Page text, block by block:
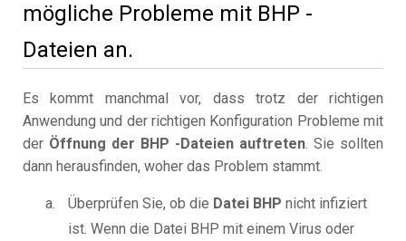
mögliche Probleme mit BHP -
Dateien an.
Es kommt manchmal vor, dass trotz der richtigen
Anwendung und der richtigen Konfiguration Probleme mit
der Öffnung der BHP -Dateien auftreten. Sie sollten
dann herausfinden, woher das Problem stammt.
Überprüfen Sie, ob die Datei BHP nicht infiziert
ist. Wenn die Datei BHP mit einem Virus oder